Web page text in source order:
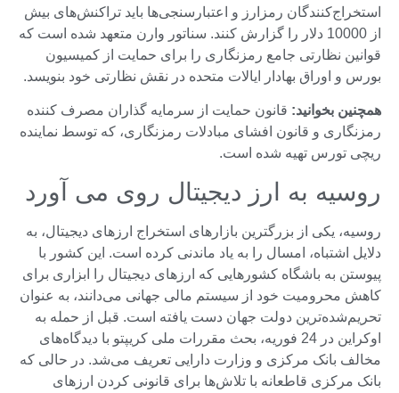
استخراج‌کنندگان رمزارز و اعتبارسنجی‌ها باید تراکنش‌های بیش
از 10000 دلار را گزارش کنند. سناتور وارن متعهد شده است که
قوانین نظارتی جامع رمزنگاری را برای حمایت از کمیسیون
بورس و اوراق بهادار ایالات متحده در نقش نظارتی خود بنویسد.
همچنین بخوانید: قانون حمایت از سرمایه گذاران مصرف کننده
رمزنگاری و قانون افشای مبادلات رمزنگاری، که توسط نماینده
ریچی تورس تهیه شده است.
روسیه به ارز دیجیتال روی می آورد
روسیه، یکی از بزرگترین بازارهای استخراج ارزهای دیجیتال، به
دلایل اشتباه، امسال را به یاد ماندنی کرده است. این کشور با
پیوستن به باشگاه کشورهایی که ارزهای دیجیتال را ابزاری برای
کاهش محرومیت خود از سیستم مالی جهانی می‌دانند، به عنوان
تحریم‌شده‌ترین دولت جهان دست یافته است. قبل از حمله به
اوکراین در 24 فوریه، بحث مقررات ملی کریپتو با دیدگاه‌های
مخالف بانک مرکزی و وزارت دارایی تعریف می‌شد. در حالی که
بانک مرکزی قاطعانه با تلاش‌ها برای قانونی کردن ارزهای